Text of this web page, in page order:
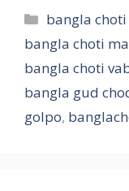
Categories
bangla choti
bangla choti
bangla choti
bangla gud
golpo,